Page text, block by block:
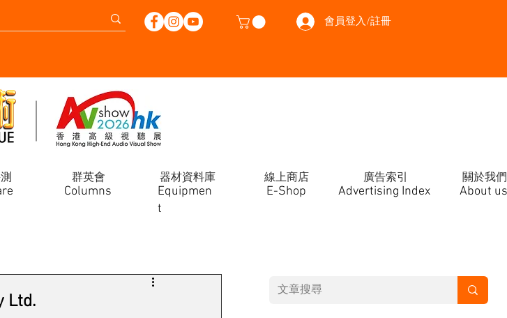
會員登入/註冊
群英會 器材資料庫 線上商店 廣告索引 關於我們
Equipmen
t
E-Shop
Columns About us
Advertising Index
Ltd.